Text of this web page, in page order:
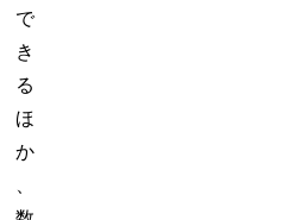
で
き
る
ほ
か
、